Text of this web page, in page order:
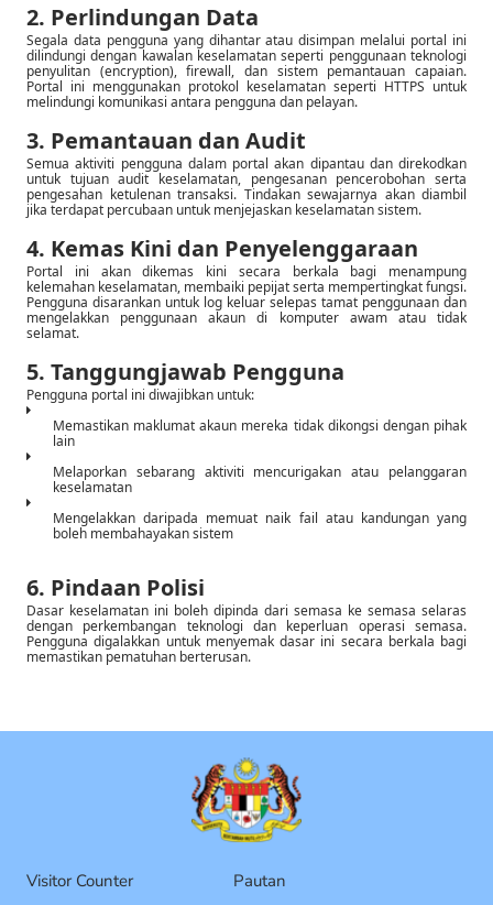
2. Perlindungan Data
Segala data pengguna yang dihantar atau disimpan melalui portal ini
dilindungi dengan kawalan keselamatan seperti penggunaan teknologi
penyulitan (encryption), firewall, dan sistem pemantauan capaian.
Portal ini menggunakan protokol keselamatan seperti HTTPS untuk
melindungi komunikasi antara pengguna dan pelayan.
3. Pemantauan dan Audit
Semua aktiviti pengguna dalam portal akan dipantau dan direkodkan
untuk tujuan audit keselamatan, pengesanan pencerobohan serta
pengesahan ketulenan transaksi. Tindakan sewajarnya akan diambil
jika terdapat percubaan untuk menjejaskan keselamatan sistem.
4. Kemas Kini dan Penyelenggaraan
Portal ini akan dikemas kini secara berkala bagi menampung
kelemahan keselamatan, membaiki pepijat serta mempertingkat fungsi.
Pengguna disarankan untuk log keluar selepas tamat penggunaan dan
mengelakkan penggunaan akaun di komputer awam atau tidak
selamat.
5. Tanggungjawab Pengguna
Pengguna portal ini diwajibkan untuk:
Memastikan maklumat akaun mereka tidak dikongsi dengan pihak
lain
Melaporkan sebarang aktiviti mencurigakan atau pelanggaran
keselamatan
Mengelakkan daripada memuat naik fail atau kandungan yang
boleh membahayakan sistem
6. Pindaan Polisi
Dasar keselamatan ini boleh dipinda dari semasa ke semasa selaras
dengan perkembangan teknologi dan keperluan operasi semasa.
Pengguna digalakkan untuk menyemak dasar ini secara berkala bagi
memastikan pematuhan berterusan.
Visitor Counter Pautan